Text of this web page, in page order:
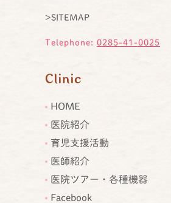
>SITEMAP
Telephone: 0285-41-0025
Clinic
HOME
医院紹介
育児支援活動
医師紹介
医院ツアー・各種機器
Facebook